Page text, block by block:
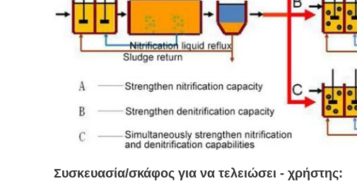
Συσκευασία/σκάφος για να τελειώσει - χρήστης: